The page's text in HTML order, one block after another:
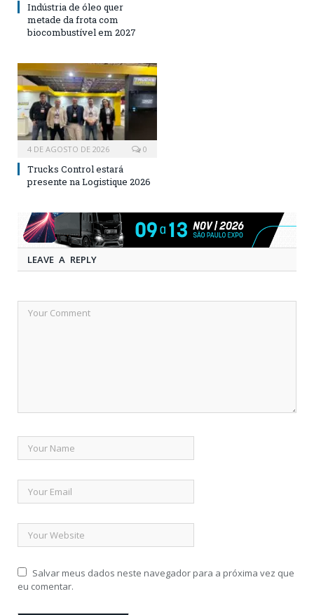
Indústria de óleo quer
metade da frota com
biocombustível em 2027
4 DE AGOSTO DE 2026 0
Trucks Control estará
presente na Logistique 2026
LEAVE A REPLY
Salvar meus dados neste navegador para a próxima vez que
eu comentar.